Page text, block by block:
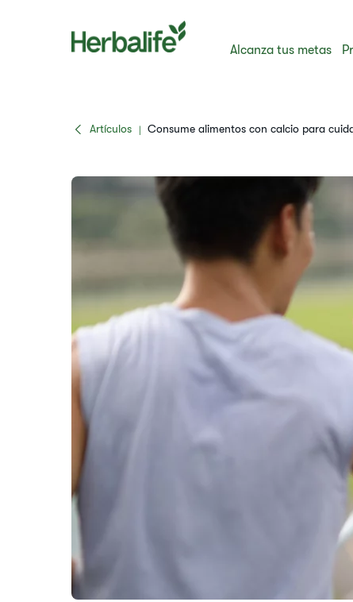
Alcanza tus metas
Artículos | Consume alimentos con calcio para